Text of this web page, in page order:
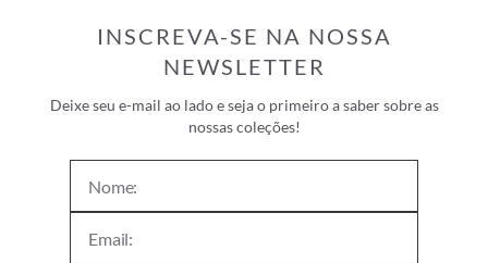
INSCREVA-SE NA NOSSA
NEWSLETTER
Deixe seu e-mail ao lado e seja o primeiro a saber sobre as
nossas coleções!